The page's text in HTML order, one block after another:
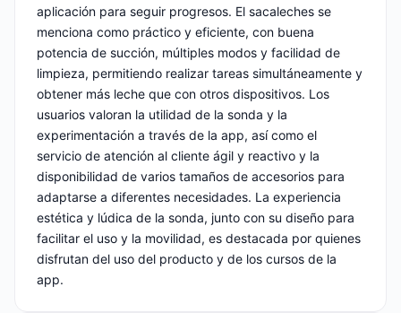
aplicación para seguir progresos. El sacaleches se
menciona como práctico y eficiente, con buena
potencia de succión, múltiples modos y facilidad de
limpieza, permitiendo realizar tareas simultáneamente y
obtener más leche que con otros dispositivos. Los
usuarios valoran la utilidad de la sonda y la
experimentación a través de la app, así como el
servicio de atención al cliente ágil y reactivo y la
disponibilidad de varios tamaños de accesorios para
adaptarse a diferentes necesidades. La experiencia
estética y lúdica de la sonda, junto con su diseño para
facilitar el uso y la movilidad, es destacada por quienes
disfrutan del uso del producto y de los cursos de la
app.